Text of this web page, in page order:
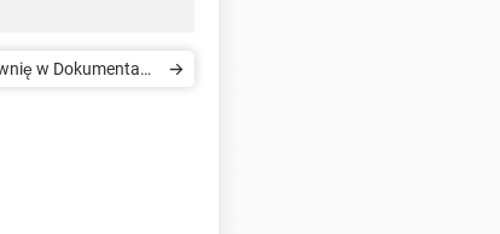
w Dokumentach